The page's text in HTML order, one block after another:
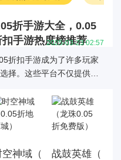
折手游大全，0.05
扣手游热度榜推荐
2025-03-23 02:57
折扣手游成为了许多玩家
择。这些平台不仅提供了
折扣福利活动优化了玩家
游戏体验，0.05折扣手游成
了许多玩家的选择。
）西游修仙记）
空神域（0.05折地下城）
战鼓英雄（龙